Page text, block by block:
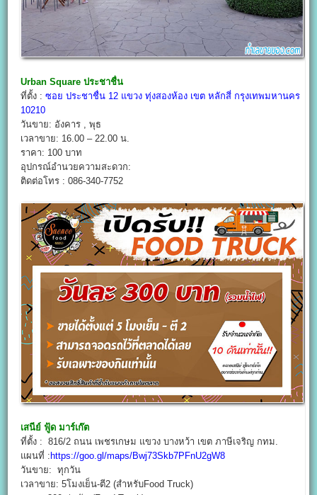
Urban Square ประชาชื่น
ที่ตั้ง :ซอย ประชาชื่น 12 แขวง ทุ่งสองห้อง เขต หลักสี่ กรุงเทพมหานคร
10210
วันขาย: อังคาร , พุธ
เวลาขาย: 16.00 – 22.00 น.
ราคา: 100 บาท
อุปกรณ์อำนวยความสะดวก:
ติดต่อโทร : 086-340-7752
เสนีย์ ฟู้ด มาร์เก๊ต
ที่ตั้ง : 816/2 ถนน เพชรเกษม แขวง บางหว้า เขต ภาษีเจริญ กทม.
แผนที่ : https://goo.gl/maps/Bwj73Skb7PFnU2gW8
วันขาย: ทุกวัน
เวลาขาย: 5โมงเย็น-ตี2 (สำหรับFood Truck)